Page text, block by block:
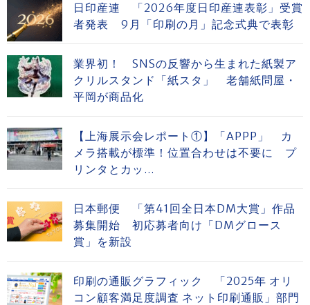
日印産連 「2026年度日印産連表彰」受賞
者発表 9月「印刷の月」記念式典で表彰
業界初！ SNSの反響から生まれた紙製ア
クリルスタンド「紙スタ」 老舗紙問屋・
平岡が商品化
【上海展示会レポート①】「APPP」 カ
メラ搭載が標準！位置合わせは不要に プ
リンタとカッ...
日本郵便 「第41回全日本DM大賞」作品
募集開始 初応募者向け「DMグロース
賞」を新設
印刷の通販グラフィック 「2025年 オリ
コン顧客満足度調査 ネット印刷通販」部門